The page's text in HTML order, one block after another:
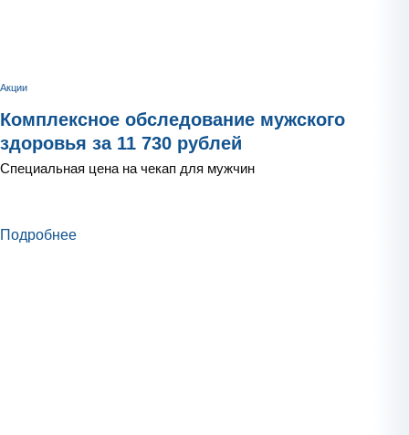
Акции
Комплексное обследование мужского
здоровья за 11 730 рублей
Специальная цена на чекап для мужчин
Подробнее